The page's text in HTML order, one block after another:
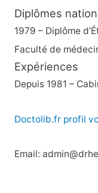
Diplômes
1979 – Diplôme
Faculté de
Expériences
Depuis 1981 –
Doctolib.fr profil
Email: